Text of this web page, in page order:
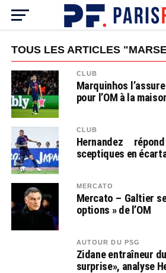
TOUS LES ARTICLES
CLUB
Marquinhos
pour l’OM à la
CLUB
Hernandez
sceptiques en
MERCATO
Mercato – Galtier
options » de l’OM
AUTOUR DU PSG
Zidane entraîneur
surprise», analyse